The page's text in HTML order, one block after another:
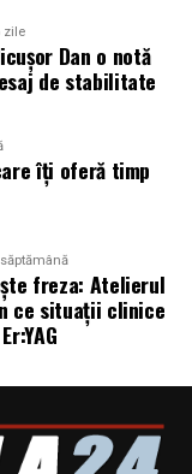
robo_Folks,
de hosting
ului, care
configurărilor
utilizate
ar trebui
înaintea oricărei
site-ul real și
zile
Dan o notă
de stabilitate
îți oferă timp
freza: Atelierul
ce situații clinice